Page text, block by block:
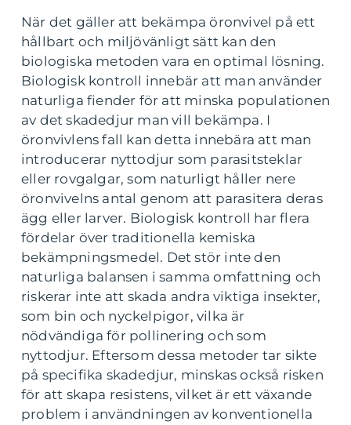
När det gäller att bekämpa öronvivel på ett
hållbart och miljövänligt sätt kan den
biologiska metoden vara en optimal lösning.
Biologisk kontroll innebär att man använder
naturliga fiender för att minska populationen
av det skadedjur man vill bekämpa. I
öronvivlens fall kan detta innebära att man
introducerar nyttodjur som parasitsteklar
eller rovgalgar, som naturligt håller nere
öronvivelns antal genom att parasitera deras
ägg eller larver. Biologisk kontroll har flera
fördelar över traditionella kemiska
bekämpningsmedel. Det stör inte den
naturliga balansen i samma omfattning och
riskerar inte att skada andra viktiga insekter,
som bin och nyckelpigor, vilka är
nödvändiga för pollinering och som
nyttodjur. Eftersom dessa metoder tar sikte
på specifika skadedjur, minskas också risken
för att skapa resistens, vilket är ett växande
problem i användningen av konventionella